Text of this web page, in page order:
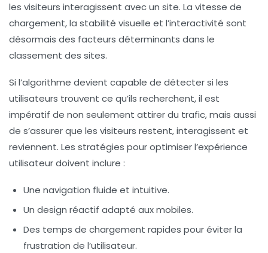
les visiteurs interagissent avec un site. La vitesse de
chargement, la stabilité visuelle et l’interactivité sont
désormais des facteurs déterminants dans le
classement des sites.
Si l’algorithme devient capable de détecter si les
utilisateurs trouvent ce qu’ils recherchent, il est
impératif de non seulement attirer du trafic, mais aussi
de s’assurer que les visiteurs restent, interagissent et
reviennent. Les stratégies pour optimiser l’expérience
utilisateur doivent inclure :
Une navigation fluide et intuitive.
Un design réactif adapté aux mobiles.
Des temps de chargement rapides pour éviter la
frustration de l’utilisateur.